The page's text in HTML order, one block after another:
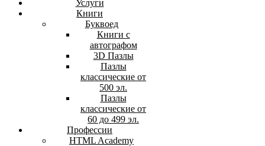
Услуги
Книги
Буквоед
Книги с
автографом
3D Пазлы
Пазлы
классические от
500 эл.
Пазлы
классические от
60 до 499 эл.
Профессии
HTML Academy